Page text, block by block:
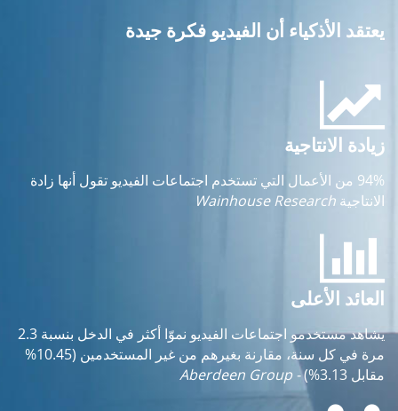
يعتقد الأذكياء أن الفيديو فكرة جيدة
زيادة الانتاجية
94% من الأعمال التي تستخدم اجتماعات الفيديو تقول أنها زادة
الانتاجية Wainhouse Research
العائد الأعلى
يشاهد مستخدمو اجتماعات الفيديو نموّا أكثر في الدخل بنسبة 2.3
مرة في كل سنة، مقارنة بغيرهم من غير المستخدمين (10.45%
مقابل 3.13%)
- Aberdeen Group